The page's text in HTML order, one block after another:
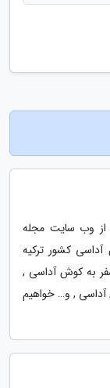
از وب سایت مجله
کشور ترکیه
به کوش آداسی ,
, و… خواهیم